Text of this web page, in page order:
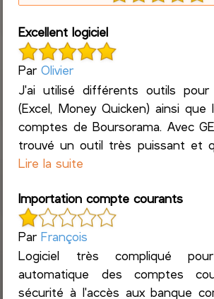
Excellent logiciel
ParOlivier
J'ai utilisé différents outils
(Excel, Money Quicken) ainsi que
comptes de Boursorama. Avec
trouvé un outil très puissant et
Lire la suite
Importation compte courants
ParFrançois
Logiciel très compliqué
automatique des comptes
sécurité à l'accès aux banque